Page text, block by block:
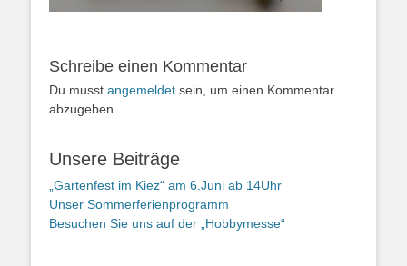
Schreibe einen Kommentar
Du musst angemeldet sein, um einen Kommentar
abzugeben.
Unsere Beiträge
„Gartenfest im Kiez“ am 6.Juni ab 14Uhr
Unser Sommerferienprogramm
Besuchen Sie uns auf der „Hobbymesse“